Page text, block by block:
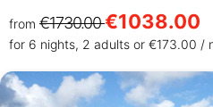
from €1730.00€1038.00
for 6 nights, 2 adults or €173.00 /